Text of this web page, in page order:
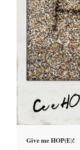
Give me HOP(E)!